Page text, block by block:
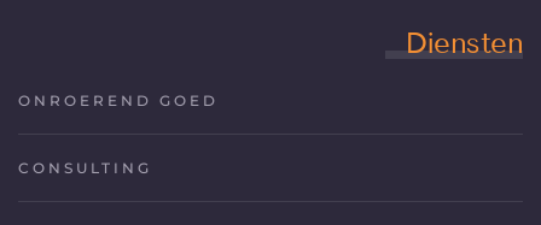
Diensten
ONROEREND GOED
CONSULTING